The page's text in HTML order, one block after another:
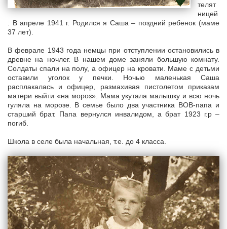
телят
ницей
. В апреле 1941 г. Родился я Саша – поздний ребенок (маме
37 лет).
В феврале 1943 года немцы при отступлении остановились в
древне на ночлег. В нашем доме заняли большую комнату.
Солдаты спали на полу, а офицер на кровати. Маме с детьми
оставили уголок у печки. Ночью маленькая Саша
расплакалась и офицер, размахивая пистолетом приказам
матери выйти «на мороз». Мама укутала малышку и всю ночь
гуляла на морозе. В семье было два участника ВОВ-папа и
старший брат. Папа вернулся инвалидом, а брат 1923 г.р –
погиб.
Школа в селе была начальная, т.е. до 4 класса.